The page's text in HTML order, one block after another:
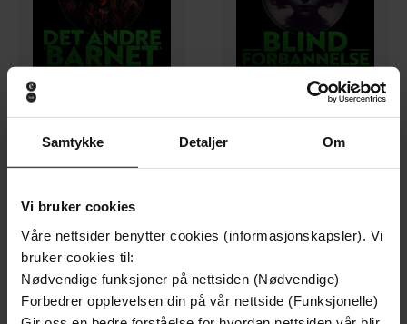
Samtykke Detaljer Om
Vi bruker cookies
Våre nettsider benytter cookies (informasjonskapsler). Vi
bruker cookies til:
Nødvendige funksjoner på nettsiden (Nødvendige)
Forbedrer opplevelsen din på vår nettside (Funksjonelle)
350,-
Det andre barnet
John Saul
350,-
Blind forbannelse
John Saul
Premium